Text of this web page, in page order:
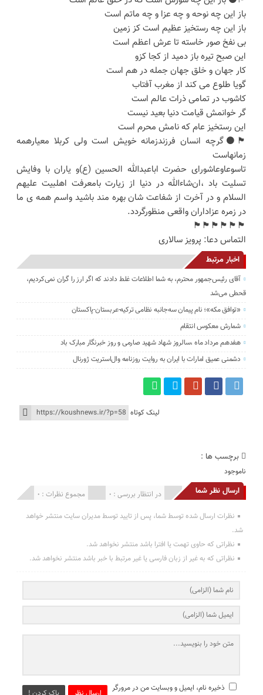
باز این چه نوحه و چه عزا و چه ماتم است
باز این چه رستخیز عظیم است کز زمین
بی نفخ صور خاسته تا عرش اعظم است
این صبح تیره باز دمید از کجا کزو
کار جهان و خلق جهان جمله در هم است
گویا طلوع می کند از مغرب آفتاب
کاشوب در تمامی ذرات عالم است
گر خوانمش قیامت دنیا بعید نیست
این رستخیز عام که نامش محرم است
🏴⚫️گرچه انسان فرزندزمانه خویش است ولی کربلا معیارهمه
زمانهاست
تاسوعاوعاشورای حضرت اباعبدالله الحسین (ع)و یاران با وفایش
تسلیت باد ،ان‌شاءالله در دنیا از زیارت بامعرفت اهلبیت علیهم
السلام و در آخرت از شفاعت شان بهره مند باشید واسم همه ی ما
در زمره عزاداران واقعی منظورگردد.
🏴🏴🏴🏴🏴🏴
التماس دعا: پرویز سالاری
اخبار مرتبط
آقای رئیس‌جمهور محترم، به شما اطلاعات غلط دادند که اگر ارز را گران نمی‌کردیم،
قحطی می‌شد
«توافق مکه»؛ نام پیمان سه‌جانبه نظامی ترکیه-عربستان-پاکستان
شمارش معکوس انتقام
هفدهم مرداد ماه ،سالروز شهاد شهید صارمی و روز خبرنگار مبارک باد
دشمنی عمیق امارات با ایران به روایت روزنامه وال‌استریت ژورنال
لینک کوتاه
برچسب ها :
ناموجود
ارسال نظر شما مجموع نظرات : 0 در انتظار بررسی : 0 انتشار یافته : 0
نظرات ارسال شده توسط شما، پس از تایید توسط مدیران سایت منتشر خواهد
شد.
نظراتی که حاوی تهمت یا افترا باشد منتشر نخواهد شد.
نظراتی که به غیر از زبان فارسی یا غیر مرتبط با خبر باشد منتشر نخواهد شد.
ذخیره نام، ایمیل و وبسایت من در مرورگر